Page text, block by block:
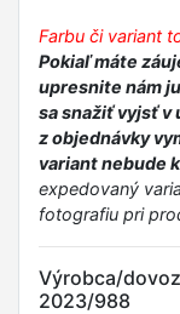
Farbu či variant
Pokiaľ máte
upresnite nám
sa snažiť vyjsť
z objednávky
variant nebude
expedovaný
fotografiu pri
Výrobca/
2023/988